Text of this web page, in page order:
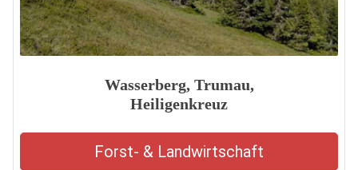
Wasserberg, Trumau,
Heiligenkreuz
Forst- & Landwirtschaft